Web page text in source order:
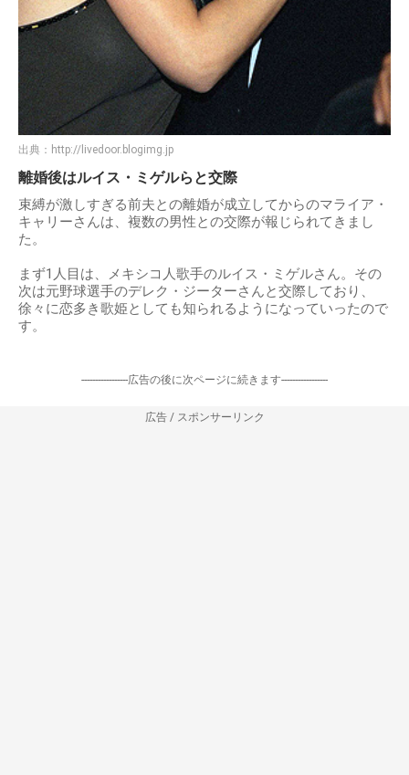
出典： http://livedoor.blogimg.jp
離婚後はルイス・ミゲルらと交際
束縛が激しすぎる前夫との離婚が成立してからのマライア・
キャリーさんは、複数の男性との交際が報じられてきまし
た。
まず1人目は、メキシコ人歌手のルイス・ミゲルさん。その
次は元野球選手のデレク・ジーターさんと交際しており、
徐々に恋多き歌姫としても知られるようになっていったので
す。
-----------------広告の後に次ページに続きます-----------------
広告 / スポンサーリンク